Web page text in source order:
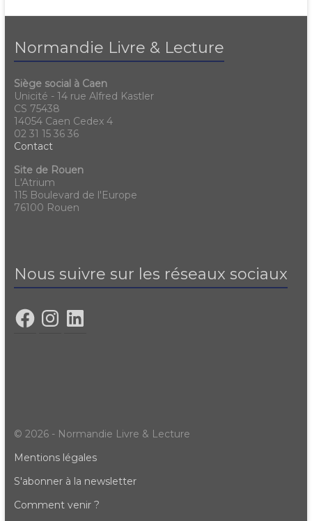
Normandie Livre & Lecture
Siège social à Caen
Unicité - 14 rue Alfred Kastler
CS 75438
14054 Caen Cedex 4
02 31 15 36 36
Contact
Site de Rouen
L'Atrium
115 Boulevard de l'Europe
76100 Rouen
Nous suivre sur les réseaux sociaux
© 2026 - Normandie Livre & Lecture
Mentions légales
S'abonner à la newsletter
Comment venir ?